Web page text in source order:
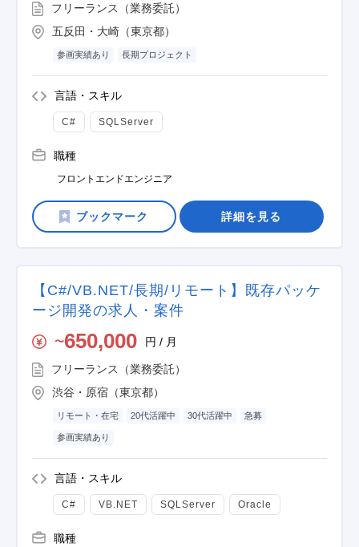
フリーランス（業務委託）
五反田・大崎（東京都）
参画実績あり 長期プロジェクト
言語・スキル
C# SQLServer
職種
フロントエンドエンジニア
詳細を見る
【C#/VB.NET/長期/リモート】既存パッケ
ージ開発の求人・案件
〜650,000 円 / 月
フリーランス（業務委託）
渋谷・原宿（東京都）
リモート・在宅 20代活躍中 30代活躍中 急募
参画実績あり
言語・スキル
C# VB.NET SQLServer Oracle
職種